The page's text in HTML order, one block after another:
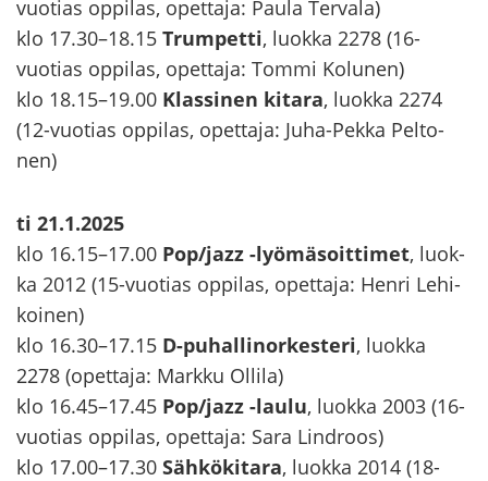
vuotias op­pi­las, opet­ta­ja: Paula Ter­va­la)
klo 17.30–18.15 Trum­pet­ti, luok­ka 2278 (16-​
vuotias op­pi­las, opet­ta­ja: Tommi Ko­lu­nen)
klo 18.15–19.00 Klas­si­nen ki­ta­ra, luok­ka 2274
(12-​vuotias op­pi­las, opet­ta­ja: Juha-​Pekka Pel­to­
nen)
ti 21.1.2025
klo 16.15–17.00 Pop/jazz -​lyömäsoittimet, luok­
ka 2012 (15-​vuotias op­pi­las, opet­ta­ja: Henri Le­hi­
koi­nen)
klo 16.30–17.15 D-​puhallinorkesteri, luok­ka
2278 (opet­ta­ja: Mark­ku Ol­li­la)
klo 16.45–17.45 Pop/jazz -​laulu, luok­ka 2003 (16-​
vuotias op­pi­las, opet­ta­ja: Sara Lindroos)
klo 17.00–17.30 Säh­kö­ki­ta­ra, luok­ka 2014 (18-​